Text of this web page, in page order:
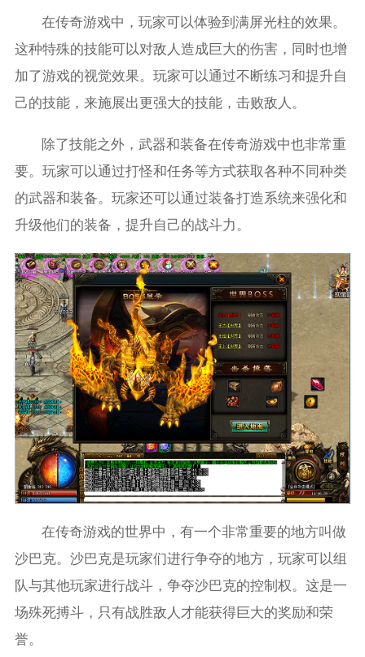
在传奇游戏中，玩家可以体验到满屏光柱的效果。
这种特殊的技能可以对敌人造成巨大的伤害，同时也增
加了游戏的视觉效果。玩家可以通过不断练习和提升自
己的技能，来施展出更强大的技能，击败敌人。
除了技能之外，武器和装备在传奇游戏中也非常重
要。玩家可以通过打怪和任务等方式获取各种不同种类
的武器和装备。玩家还可以通过装备打造系统来强化和
升级他们的装备，提升自己的战斗力。
在传奇游戏的世界中，有一个非常重要的地方叫做
沙巴克。沙巴克是玩家们进行争夺的地方，玩家可以组
队与其他玩家进行战斗，争夺沙巴克的控制权。这是一
场殊死搏斗，只有战胜敌人才能获得巨大的奖励和荣
誉。